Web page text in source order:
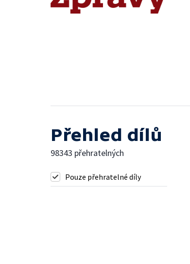
Přehled dílů
98343 přehratelných
Pouze přehratelné díly